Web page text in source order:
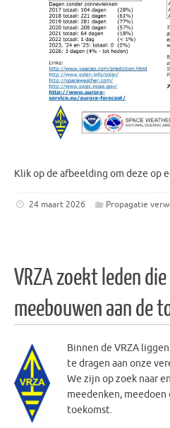
Klik op de afbeelding om deze op
24 maart 2026 Propagatie
VRZA zoekt leden
meebouwen aan de
Binnen de VRZA
te dragen aan onze
We zijn op zoek naar
meedenken, meedoen
toekomst.